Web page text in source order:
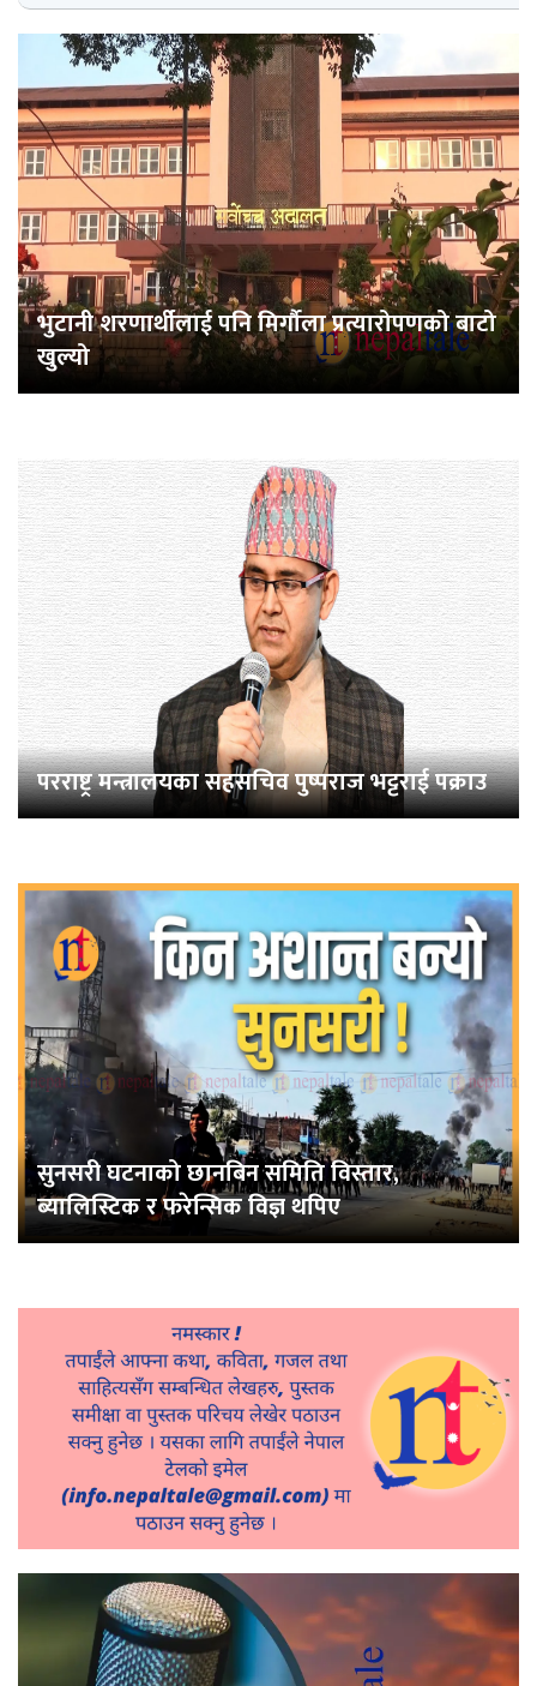
भुटानी शरणार्थीलाई पनि मिर्गौला प्रत्यारोपणको बाटो
खुल्यो
परराष्ट्र मन्त्रालयका सहसचिव पुष्पराज भट्टराई पक्राउ
सुनसरी घटनाको छानबिन समिति विस्तार,
ब्यालिस्टिक र फरेन्सिक विज्ञ थपिए